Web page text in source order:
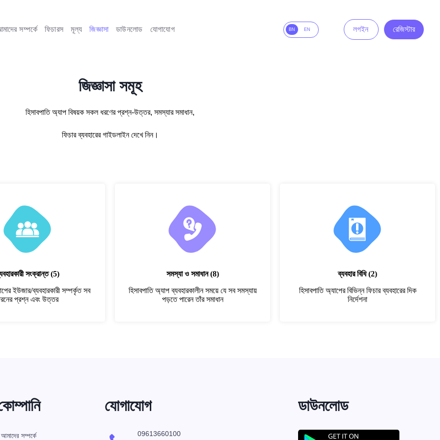
সম্পর্কে ফিচারস মূল্য জিজ্ঞাসা ডাউনলোড যোগাযোগ BN EN লগইন রেজিস্টার
জিজ্ঞাসা সমূহ
হিসাবপাতি অ্যাপ বিষয়ক সকল ধরণের প্রশ্ন-উত্তর, সমস্যার সমাধান,
ফিচার ব্যবহারের গাইডলাইন দেখে নিন।
সংক্রান্ত(5)
ইউজার/ব্যবহারকারী সম্পর্কৃত সব
প্রশ্ন এবং উত্তর
সমস্যা ও সমাধান(8)
হিসাবপাতি অ্যাপ ব্যবহারকালীন সময়ে যে সব সমস্যায়
পড়তে পারেন তাঁর সমাধান
ব্যবহার বিধি(2)
হিসাবপাতি অ্যাপের বিভিন্ন ফিচার ব্যবহারের দিক
নির্দেশনা
আমাদের সম্পর্কে
যোগাযোগ
09613660100
ডাউনলোড